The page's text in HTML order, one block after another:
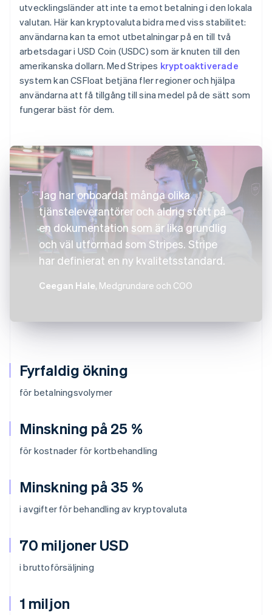
Fyrfaldig ökning
för betalningsvolymer
Minskning på 25 %
för kostnader för kortbehandling
Minskning på 35 %
i avgifter för behandling av kryptovaluta
70 miljoner USD
i bruttoförsäljning
1 miljon
utvecklingsländer att inte ta emot betalning i den lokala
valutan. Här kan kryptovaluta bidra med viss stabilitet:
användarna kan ta emot utbetalningar på en till två
arbetsdagar i USD Coin (USDC) som är knuten till den
amerikanska dollarn. Med Stripes kryptoaktiverade
system kan CSFloat betjäna fler regioner och hjälpa
användarna att få tillgång till sina medel på de sätt som
fungerar bäst för dem.
Jag har onboardat många olika
tjänsteleverantörer och aldrig stött på
en dokumentation som är lika grundlig
och väl utformad som Stripes. Stripe
har definierat en ny kvalitetsstandard.
Ceegan Hale, Medgrundare och COO